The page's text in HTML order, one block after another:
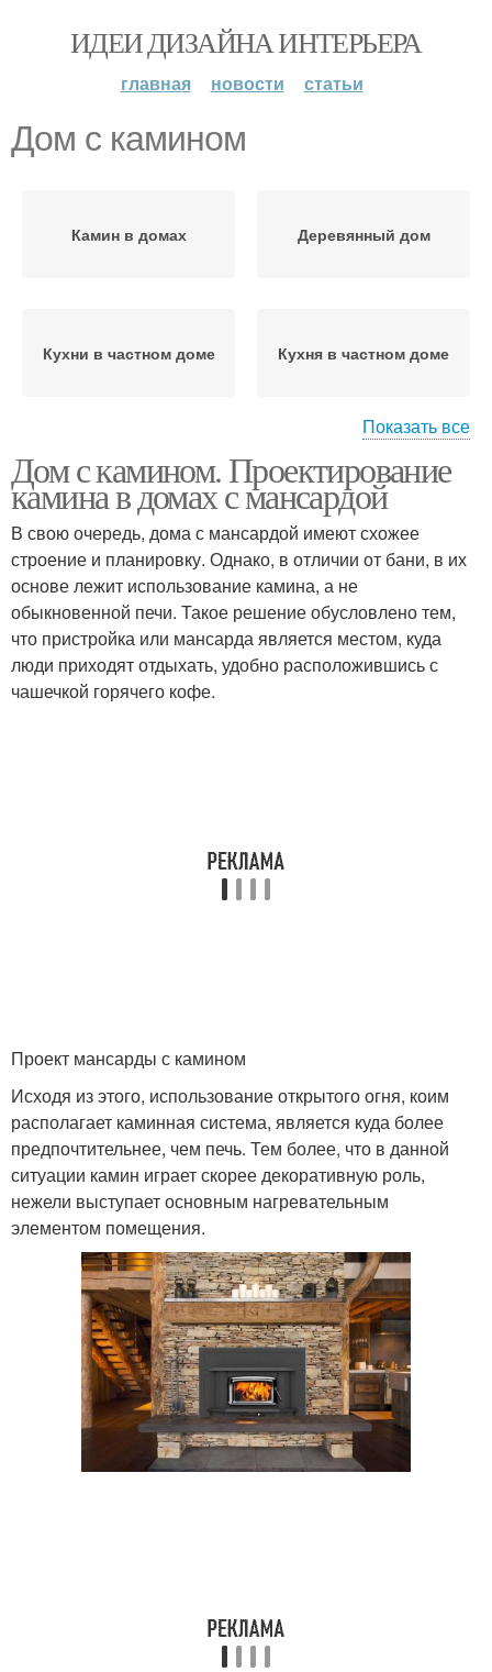
ИДЕИ ДИЗАЙНА ИНТЕРЬЕРА
главная новости статьи
Дом с камином
Камин в домах Деревянный дом
Кухни в частном доме Кухня в частном доме
Частный дом Метры в частном доме
Показать все
Дом с камином. Проектирование
камина в домах с мансардой
В свою очередь, дома с мансардой имеют схожее
строение и планировку. Однако, в отличии от бани, в их
основе лежит использование камина, а не
обыкновенной печи. Такое решение обусловлено тем,
что пристройка или мансарда является местом, куда
люди приходят отдыхать, удобно расположившись с
чашечкой горячего кофе.
Проект мансарды с камином
Исходя из этого, использование открытого огня, коим
располагает каминная система, является куда более
предпочтительнее, чем печь. Тем более, что в данной
ситуации камин играет скорее декоративную роль,
нежели выступает основным нагревательным
элементом помещения.